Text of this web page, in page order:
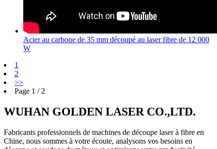
Acier au carbone de 35 mm découpé au laser fibre de 12 000
W
1
2
>>
Page 1 / 2
WUHAN GOLDEN LASER CO.,LTD.
Fabricants professionnels de machines de découpe laser à fibre en
Chine, nous sommes à votre écoute, analysons vos besoins en